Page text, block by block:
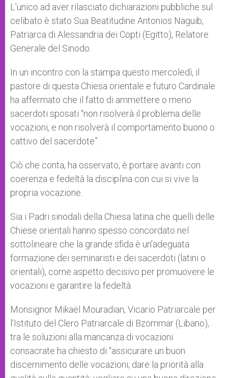
L’unico ad aver rilasciato dichiarazioni pubbliche sul
celibato è stato Sua Beatitudine Antonios Naguib,
Patriarca di Alessandria dei Copti (Egitto), Relatore
Generale del Sinodo.
In un incontro con la stampa questo mercoledì, il
pastore di questa Chiesa orientale e futuro Cardinale
ha affermato che il fatto di ammettere o meno
sacerdoti sposati “non risolverà il problema delle
vocazioni, e non risolverà il comportamento buono o
cattivo del sacerdote”.
Ciò che conta, ha osservato, è portare avanti con
coerenza e fedeltà la disciplina con cui si vive la
propria vocazione.
Sia i Padri sinodali della Chiesa latina che quelli delle
Chiese orientali hanno spesso concordato nel
sottolineare che la grande sfida è un’adeguata
formazione dei seminaristi e dei sacerdoti (latini o
orientali), come aspetto decisivo per promuovere le
vocazioni e garantire la fedeltà.
Monsignor Mikaël Mouradian, Vicario Patriarcale per
l’Istituto del Clero Patriarcale di Bzommar (Libano),
tra le soluzioni alla mancanza di vocazioni
consacrate ha chiesto di “assicurare un buon
discernimento delle vocazioni; dare la priorità alla